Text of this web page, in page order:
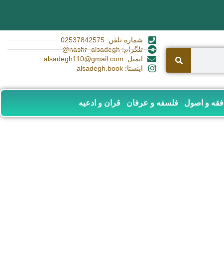
شماره تلفن: 02537842575
تلگرام: nashr_alsadegh@
ایمیل: alsadegh110@gmail.com
اینستا: alsadegh.book
فقه و اصول فلسفه و عرفان قران و ادعیه